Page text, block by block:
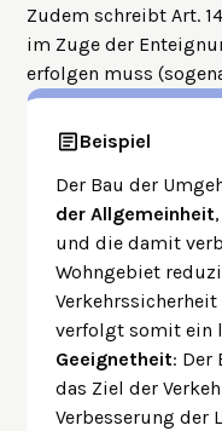
Zudem schreibt Art.
im Zuge der
erfolgen muss
Beispiel
Der Bau der
der Allgemeinheit
und die damit
Wohngebiet
verfolgt somit ein
Geeignetheit: Der
das Ziel der
Verbesserung der